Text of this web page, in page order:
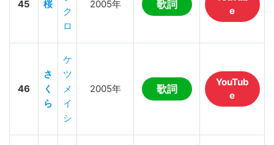
45 桜
ク
ロ
2005年 歌詞
e
46
さ
く
ら
ケ
ツ
メ
イ
シ
2005年 歌詞
YouTub
e